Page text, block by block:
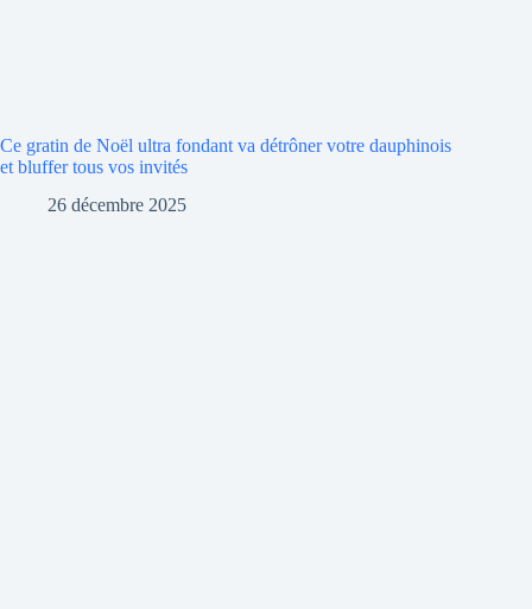
Ce gratin de Noël ultra fondant va détrôner votre dauphinois
et bluffer tous vos invités
26 décembre 2025